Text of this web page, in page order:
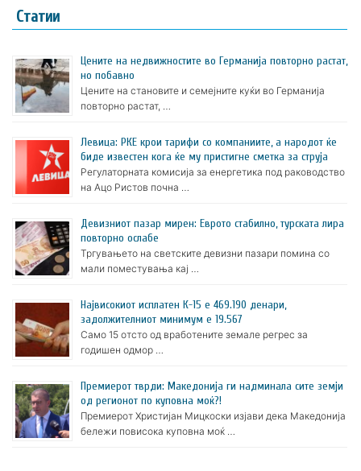
Статии
Цените на недвижностите во Германија повторно растат,
но побавно
Цените на становите и семејните куќи во Германија
повторно растат, …
Левица: РКЕ крои тарифи со компаниите, а народот ќе
биде известен кога ќе му пристигне сметка за струја
Регулаторната комисија за енергетика под раководство
на Ацо Ристов почна …
Девизниот пазар мирен: Еврото стабилно, турската лира
повторно ослабе
Тргувањето на светските девизни пазари помина со
мали поместувања кај …
Највисокиот исплатен К-15 е 469.190 денари,
задолжителниот минимум е 19.567
Само 15 отсто од вработените земале регрес за
годишен одмор …
Премиерот тврди: Македонија ги надминала сите земји
од регионот по куповна моќ?!
Премиерот Христијан Мицкоски изјави дека Македонија
бележи повисока куповна моќ …